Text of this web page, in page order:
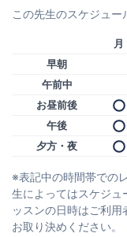
この先生のスケジュ
月
早朝
午前中
お昼前後
午後
夕方・夜
※表記中の時間帯での
生によってはスケジュ
ッスンの日時はご利
お取り決めください。